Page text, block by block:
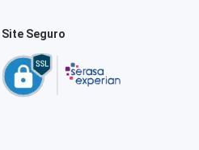
Site Seguro